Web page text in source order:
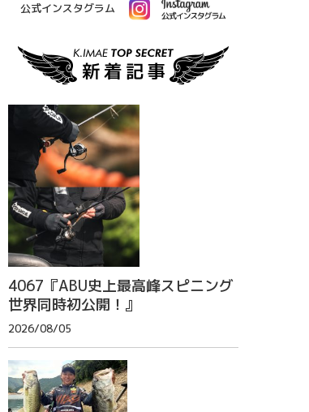
公式インスタグラム
4067『ABU史上最高峰スピニング
世界同時初公開！』
2026/08/05